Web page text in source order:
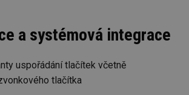
a systémová integrace
uspořádání tlačítek včetně
tlačítka